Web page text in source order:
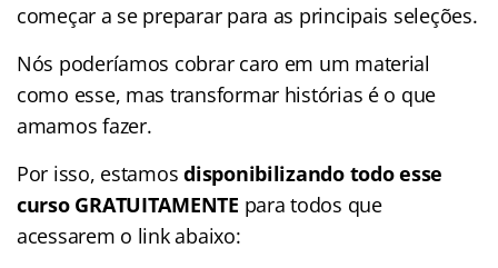
começar a se preparar para as principais seleções.
Nós poderíamos cobrar caro em um material
como esse, mas transformar histórias é o que
amamos fazer.
Por isso, estamos disponibilizando todo esse
curso GRATUITAMENTE para todos que
acessarem o link abaixo: